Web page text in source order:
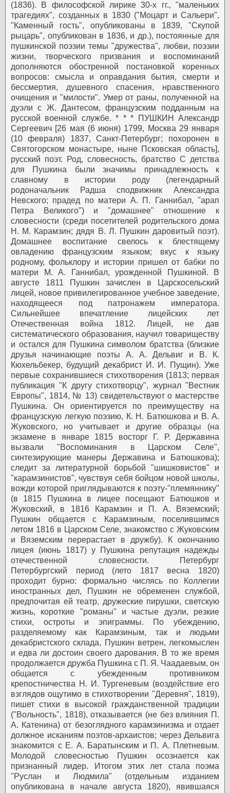
(1836). В философской лирике 30-х гг., "маленьких
трагедиях", созданных в 1830 ("Моцарт и Сальери",
"Каменный гость", опубликованы в 1839, "Скупой
рыцарь", опубликован в 1836, и др.), постоянные для
пушкинской поэзии темы "дружества", любви, поэзии
жизни, творческого призвания и воспоминаний
дополняются обостренной постановкой коренных
вопросов: смысла и оправдания бытия, смерти и
бессмертия, душевного спасения, нравственного
очищения и "милости". Умер от раны, полученной на
дуэли с Ж. Дантесом, французским подданным на
русской военной службе. * * *
ПУШКИН Александр
Сергеевич [26 мая (6 июня) 1799, Москва 29 января
(10 февраля) 1837, Санкт-Петербург; похоронен в
Святогорском монастыре, ныне Псковская область],
русский поэт.
Род, словесность, братство С детства
для Пушкина были значимы принадлежность к
славному в истории роду (легендарный
родоначальник Радша сподвижник Александра
Невского; прадед по матери А. П. Ганнибал, "арап
Петра Великого") и "домашнее" отношение к
словесности (среди посетителей родительского дома
Н. М. Карамзин; дядя В. Л. Пушкин даровитый поэт).
Домашнее воспитание свелось к блестящему
овладению французским языком; вкус к языку
родному, фольклору и истории пришел от бабки по
матери М. А. Ганнибал, урожденной Пушкиной.
В
августе 1811 Пушкин зачислен в Царскосельский
лицей, новое привилегированное учебное заведение,
находящееся под патронажем императора.
Сильнейшее впечатление лицейских лет
Отечественная война 1812. Лицей, не дав
систематического образования, научил товариществу
и остался для Пушкина символом братства (близкие
друзья начинающие поэты А. А. Дельвиг и В. К.
Кюхельбекер, будущий декабрист И. И. Пущин). Уже
первые сохранившиеся стихотворения (1813; первая
публикация "К другу стихотворцу", журнал "Вестник
Европы", 1814, № 13) свидетельствуют о мастерстве
Пушкина. Он ориентируется по преимуществу на
французскую легкую поэзию, К. Н. Батюшкова и В. А.
Жуковского, но учитывает и другие образцы (на
экзамене в январе 1815 восторг Г. Р. Державина
вызвали "Воспоминания в Царском Селе",
синтезирующие манеры Державина и Батюшкова);
следит за литературной борьбой "шишковистов" и
"карамзинистов", чувствуя себя бойцом новой школы,
вожди которой приглядываются к поэту-"племяннику"
(в 1815 Пушкина в лицее посещают Батюшков и
Жуковский, в 1816 Карамзин и П. А. Вяземский;
Пушкин общается с Карамзиным, поселившимся
летом 1816 в Царском Селе, знакомство с Жуковским
и Вяземским перерастает в дружбу). К окончанию
лицея (июнь 1817) у Пушкина репутация надежды
отечественной словесности.
Петербург
Петербургский период (лето 1817 весна 1820)
проходит бурно: формально числясь по Коллегии
иностранных дел, Пушкин не обременен службой,
предпочитая ей театр, дружеские пирушки, светскую
жизнь, короткие "романы" и частые дуэли, резкие
стихи, остроты и эпиграммы. По убеждению,
разделяемому как Карамзиным, так и людьми
декабристского склада, Пушкин ветрен, легкомыслен
и едва ли достоин своего дарования. В то же время
продолжается дружба Пушкина с П. Я. Чаадаевым, он
общается с убежденным противником
крепостничества Н. И. Тургеневым (воздействие его
взглядов ощутимо в стихотворении "Деревня", 1819),
пишет стихи в высокой гражданственной традиции
("Вольность", 1818), отказывается (не без влияния П.
А. Катенина) от безоглядного карамзинизма и отдает
должное исканиям поэтов-архаистов; через Дельвига
знакомится с Е. А. Баратынским и П. А. Плетневым.
Молодой словесностью Пушкин осознается как
признанный лидер. Итогом этих лет стала поэма
"Руслан и Людмила" (отдельным изданием
опубликована в начале августа 1820), явившаяся